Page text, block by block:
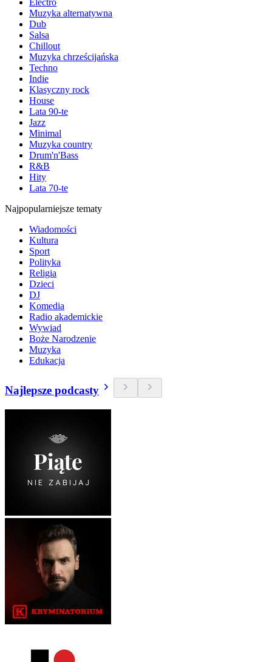
Electro
Muzyka alternatywna
Dub
Salsa
Chillout
Muzyka chrześcijańska
Techno
Indie
Klasyczny rock
House
Lata 90-te
Jazz
Minimal
Muzyka country
Drum'n'Bass
R&B
Hity
Lata 70-te
Najpopularniejsze tematy
Wiadomości
Kultura
Sport
Polityka
Religia
Dzieci
DJ
Komedia
Radio akademickie
Wywiad
Boże Narodzenie
Muzyka
Edukacja
Najlepsze podcasty